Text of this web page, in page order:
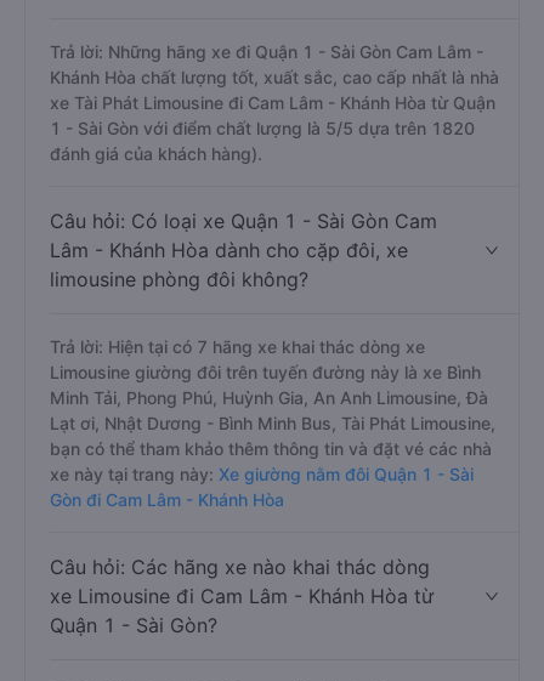
Trả lời: Những hãng xe đi Quận 1 - Sài Gòn Cam Lâm -
Khánh Hòa chất lượng tốt, xuất sắc, cao cấp nhất là nhà
xe Tài Phát Limousine đi Cam Lâm - Khánh Hòa từ Quận
1 - Sài Gòn với điểm chất lượng là 5/5 dựa trên 1820
đánh giá của khách hàng).
Câu hỏi: Có loại xe Quận 1 - Sài Gòn Cam
Lâm - Khánh Hòa dành cho cặp đôi, xe
limousine phòng đôi không?
Trả lời: Hiện tại có 7 hãng xe khai thác dòng xe
Limousine giường đôi trên tuyến đường này là xe Bình
Minh Tải, Phong Phú, Huỳnh Gia, An Anh Limousine, Đà
Lạt ơi, Nhật Dương - Bình Minh Bus, Tài Phát Limousine,
bạn có thể tham khảo thêm thông tin và đặt vé các nhà
xe này tại trang này: Xe giường nằm đôi Quận 1 - Sài
Gòn đi Cam Lâm - Khánh Hòa
Câu hỏi: Các hãng xe nào khai thác dòng
xe Limousine đi Cam Lâm - Khánh Hòa từ
Quận 1 - Sài Gòn?